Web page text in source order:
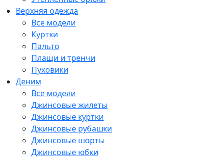
Верхняя одежда
Все модели
Куртки
Пальто
Плащи и тренчи
Пуховики
Деним
Все модели
Джинсовые жилеты
Джинсовые куртки
Джинсовые рубашки
Джинсовые шорты
Джинсовые юбки